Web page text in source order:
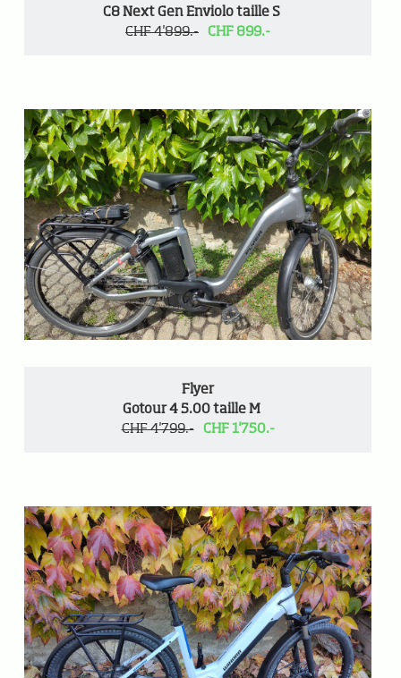
C8 Next Gen Enviolo taille S
CHF 4'899.-
CHF 899.-
Flyer
Gotour 4 5.00 taille M
CHF 4'799.-
CHF 1'750.-